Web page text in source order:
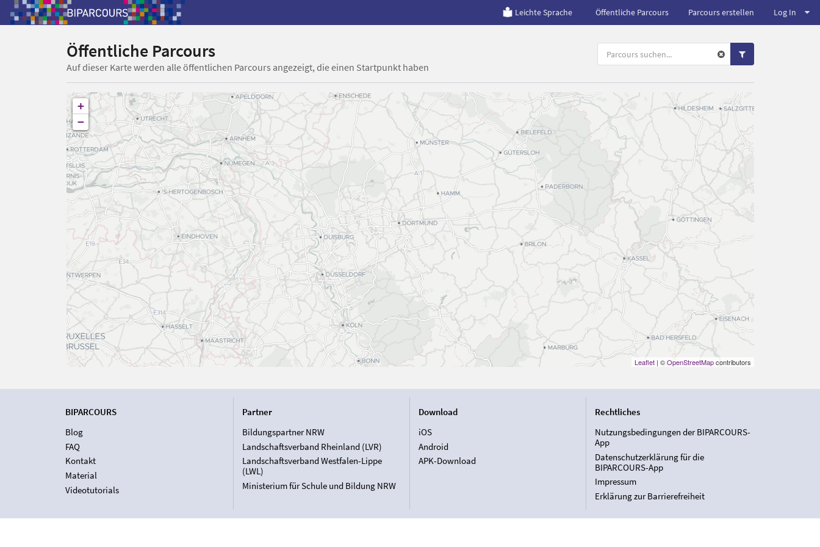
Leichte Sprache Öffentliche Parcours Parcours erstellen Log In
Öffentliche Parcours
Auf dieser Karte werden alle öffentlichen Parcours angezeigt, die einen Startpunkt haben
+
−
Leaflet| ©OpenStreetMapcontributors
BIPARCOURS
Blog
FAQ
Kontakt
Material
Videotutorials
Partner
Bildungspartner NRW
Landschaftsverband Rheinland (LVR)
Landschaftsverband Westfalen-Lippe
(LWL)
Ministerium für Schule und Bildung NRW
Download
iOS
Android
APK-Download
Rechtliches
Nutzungsbedingungen der BIPARCOURS-
App
Datenschutzerklärung für die
BIPARCOURS-App
Impressum
Erklärung zur Barrierefreiheit